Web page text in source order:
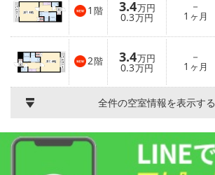
1 階 3.4万円
0.3万円
－
1 ヶ月
2階 3.4万円
0.3万円
－
1 ヶ月
全件の空室情報を表示する